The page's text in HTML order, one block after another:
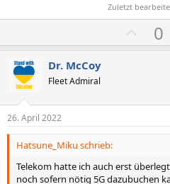
Zuletzt
o
t
v
S
0
Dr. McCoy
Fleet Admiral
26. April 2022
Hatsune_Miku schrieb:
Telekom hatte ich auch erst
noch sofern nötig 5G dazubuchen